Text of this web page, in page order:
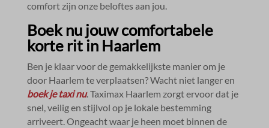
comfort zijn onze beloftes aan jou.​
Boek nu jouw comfortabele
korte rit in Haarlem
Ben je klaar voor de gemakkelijkste manier om je
door Haarlem te verplaatsen? Wacht niet langer en
boek je taxi nu.​ Taximax Haarlem zorgt ervoor dat je
snel, veilig en stijlvol op je lokale bestemming
arriveert.​ Ongeacht waar je heen moet binnen de